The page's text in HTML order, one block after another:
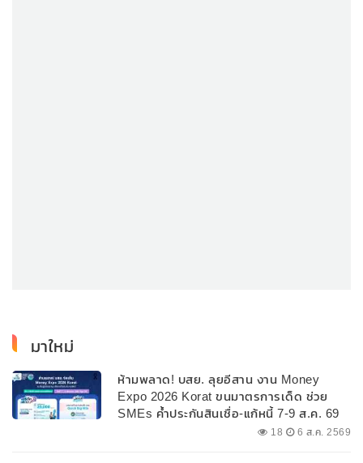
มาใหม่
ห้ามพลาด! บสย. ลุยอีสาน งาน Money
Expo 2026 Korat ขนมาตรการเด็ด ช่วย
SMEs ค้ำประกันสินเชื่อ-แก้หนี้ 7-9 ส.ค. 69
18 6 ส.ค. 2569